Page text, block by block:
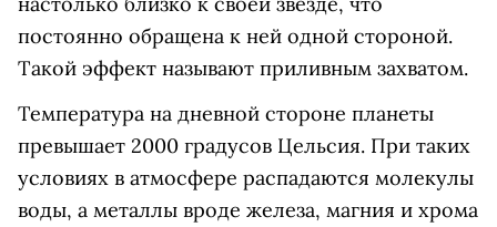
постоянно обращена к ней одной стороной.
Такой эффект называют приливным захватом.
Температура на дневной стороне планеты
превышает 2000 градусов Цельсия. При таких
условиях в атмосфере распадаются молекулы
воды, а металлы вроде железа, магния и хрома